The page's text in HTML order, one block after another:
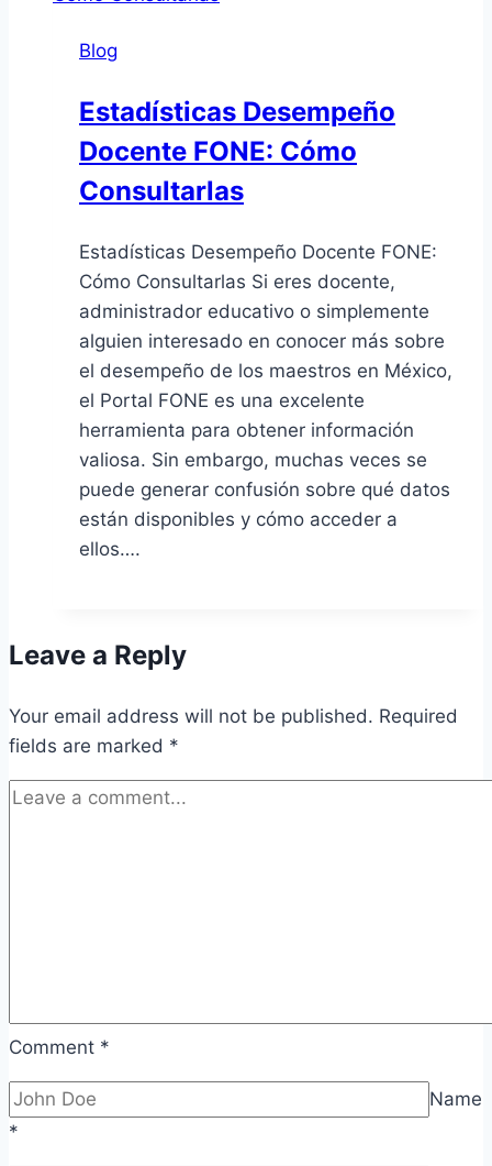
Blog
Estadísticas Desempeño
Docente FONE: Cómo
Consultarlas
Estadísticas Desempeño Docente FONE:
Cómo Consultarlas Si eres docente,
administrador educativo o simplemente
alguien interesado en conocer más sobre
el desempeño de los maestros en México,
el Portal FONE es una excelente
herramienta para obtener información
valiosa. Sin embargo, muchas veces se
puede generar confusión sobre qué datos
están disponibles y cómo acceder a
ellos….
Leave a Reply
Your email address will not be published. Required
fields are marked *
Comment *
Name
*